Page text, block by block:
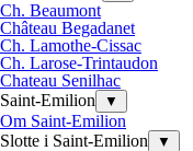
Ch. Beaumont
Château Begadanet
Ch. Lamothe-Cissac
Ch. Larose-Trintaudon
Chateau Senilhac
Saint-Emilion
▼
Om Saint-Emilion
Slotte i Saint-Emilion
▼